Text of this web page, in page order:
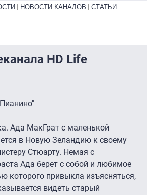
НОВОСТИ КАНАЛОВ
СТАТЬИ
HD Life
Ада МакГрат с маленькой
в Новую Зеландию к своему
Стюарту. Немая с
Ада берет с собой и любимое
которого привыкла изъясняться,
видеть старый